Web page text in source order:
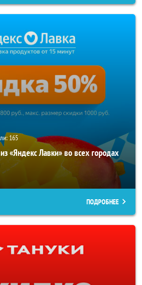
165
«Яндекс Лавки» во всех городах
ПОДРОБНЕЕ